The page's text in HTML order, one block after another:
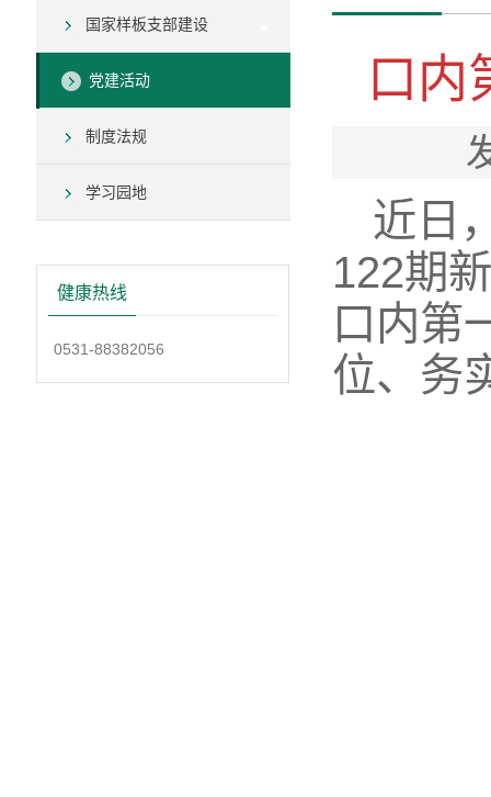
国家样板支部建设
党建活动
制度法规
学习园地
健康热线
0531-88382056
口内
近日
122期
口内第
位、务